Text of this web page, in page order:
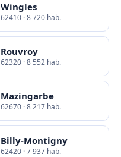
Wingles
62410 · 8 720 hab.
Rouvroy
62320 · 8 552 hab.
Mazingarbe
62670 · 8 217 hab.
Billy-Montigny
62420 · 7 937 hab.